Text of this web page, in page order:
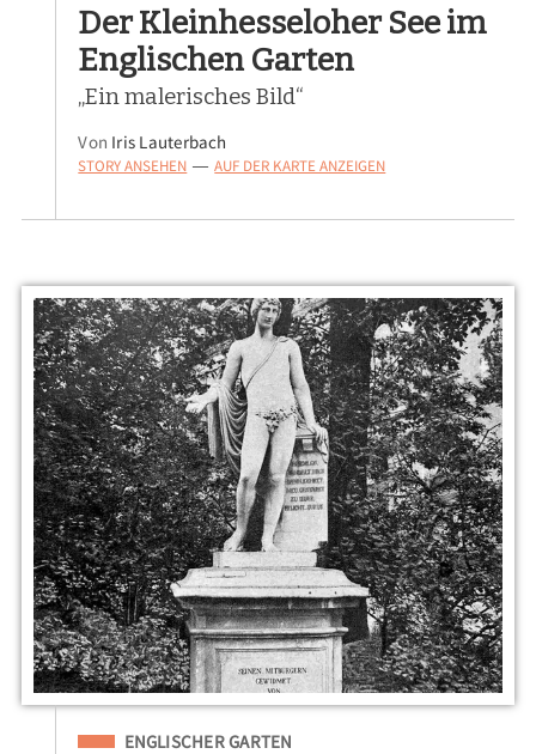
Der Kleinhesseloher See im
Englischen Garten
„Ein malerisches Bild“
Von Iris Lauterbach
STORY ANSEHEN — AUF DER KARTE ANZEIGEN
Eingeordnet unter
ENGLISCHER GARTEN